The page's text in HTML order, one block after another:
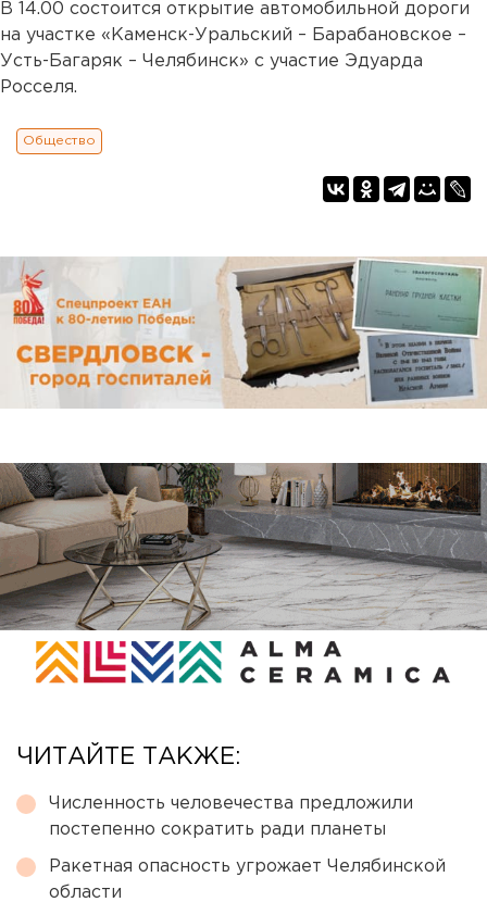
В 14.00 состоится открытие автомобильной дороги
на участке «Каменск-Уральский – Барабановское –
Усть-Багаряк – Челябинск» с участие Эдуарда
Росселя.
Общество
ЧИТАЙТЕ ТАКЖЕ:
Численность человечества предложили
постепенно сократить ради планеты
Ракетная опасность угрожает Челябинской
области